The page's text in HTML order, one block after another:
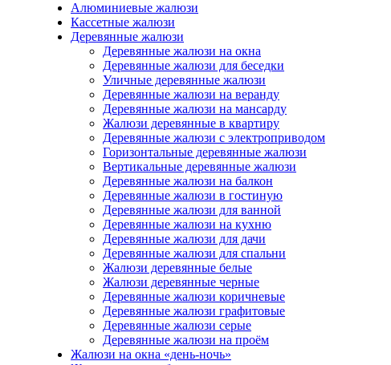
Алюминиевые жалюзи
Кассетные жалюзи
Деревянные жалюзи
Деревянные жалюзи на окна
Деревянные жалюзи для беседки
Уличные деревянные жалюзи
Деревянные жалюзи на веранду
Деревянные жалюзи на мансарду
Жалюзи деревянные в квартиру
Деревянные жалюзи с электроприводом
Горизонтальные деревянные жалюзи
Вертикальные деревянные жалюзи
Деревянные жалюзи на балкон
Деревянные жалюзи в гостиную
Деревянные жалюзи для ванной
Деревянные жалюзи на кухню
Деревянные жалюзи для дачи
Деревянные жалюзи для спальни
Жалюзи деревянные белые
Жалюзи деревянные черные
Деревянные жалюзи коричневые
Деревянные жалюзи графитовые
Деревянные жалюзи серые
Деревянные жалюзи на проём
Жалюзи на окна «день-ночь»